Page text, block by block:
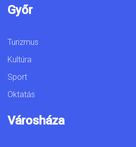
Győr
Turizmus
Kultúra
Sport
Oktatás
Városháza